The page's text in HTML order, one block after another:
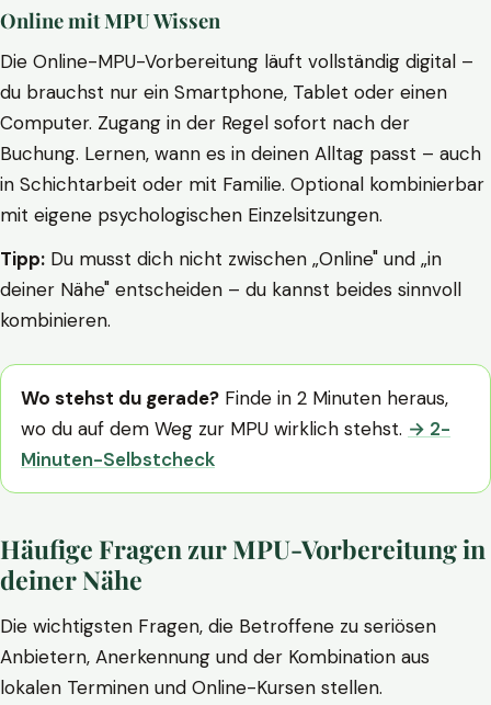
Online mit MPU Wissen
Die Online-MPU-Vorbereitung läuft vollständig digital –
du brauchst nur ein Smartphone, Tablet oder einen
Computer. Zugang in der Regel sofort nach der
Buchung. Lernen, wann es in deinen Alltag passt – auch
in Schichtarbeit oder mit Familie. Optional kombinierbar
mit eigene psychologischen Einzelsitzungen.
Tipp: Du musst dich nicht zwischen „Online" und „in
deiner Nähe" entscheiden – du kannst beides sinnvoll
kombinieren.
Wo stehst du gerade? Finde in 2 Minuten heraus,
wo du auf dem Weg zur MPU wirklich stehst. → 2-
Minuten-Selbstcheck
Häufige Fragen zur MPU-Vorbereitung in
deiner Nähe
Die wichtigsten Fragen, die Betroffene zu seriösen
Anbietern, Anerkennung und der Kombination aus
lokalen Terminen und Online-Kursen stellen.